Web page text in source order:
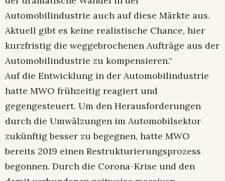
Automobilindustrie auch auf diese Märkte aus.
Aktuell gibt es keine realistische Chance, hier
kurzfristig die weggebrochenen Aufträge aus der
Automobilindustrie zu kompensieren.“
Auf die Entwicklung in der Automobilindustrie
hatte MWO frühzeitig reagiert und
gegengesteuert. Um den Herausforderungen
durch die Umwälzungen im Automobilsektor
zukünftig besser zu begegnen, hatte MWO
bereits 2019 einen Restrukturierungsprozess
begonnen. Durch die Corona-Krise und den